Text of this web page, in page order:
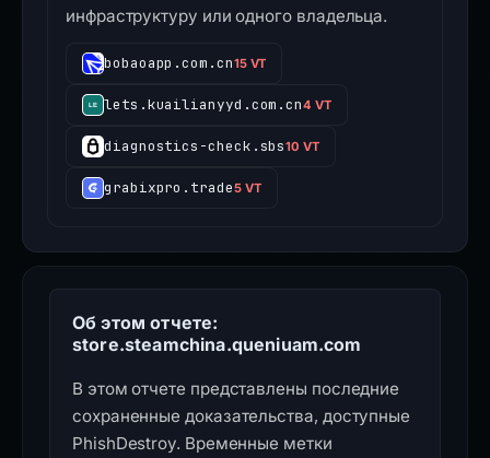
инфраструктуру или одного владельца.
bobaoapp.com.cn15 VT
lets.kuailianyyd.com.cn4 VT
diagnostics-check.sbs10 VT
grabixpro.trade5 VT
Об этом отчете:
store.steamchina.queniuam.com
В этом отчете представлены последние
сохраненные доказательства, доступные
PhishDestroy. Временные метки